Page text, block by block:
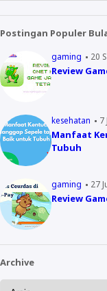
Postingan Populer
gaming 20
Review
kesehatan 7
Manfaat
Tubuh
gaming 27
Review
Archive